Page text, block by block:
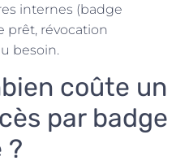
internes (badge
prêt, révocation
besoin.
coûte un
par badge
?